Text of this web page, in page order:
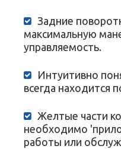
Задние
максимальную
управляемость.
Интуитивно
всегда находится
Желтые части
необходимо
работы или